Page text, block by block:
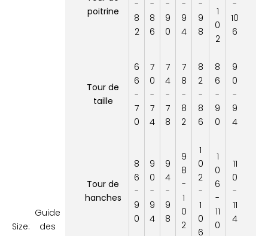
Size:
Guide
des
poitrine
-
8
2
-
8
6
-
9
0
-
9
4
-
9
8
1
0
2
-
10
6
Tour de
taille
6
6
-
7
0
7
0
-
7
4
7
4
-
7
8
7
8
-
8
2
8
2
-
8
6
8
6
-
9
0
9
0
-
9
4
Tour de
hanches
8
6
-
9
0
9
0
-
9
4
9
4
-
9
8
9
8
-
1
0
2
1
0
2
-
1
0
6
1
0
6
-
11
0
11
0
-
11
4